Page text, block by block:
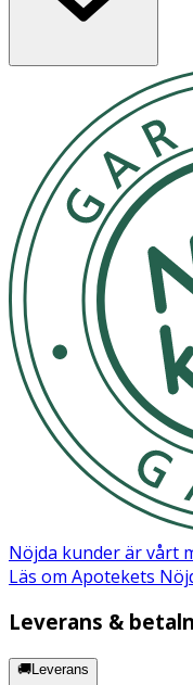
- Passar tjockt,
- Flexibla piggar i
- Kan användas i
- Hjälper till att
inpackning
Användning
- Använd i vått hår,
- Dela upp håret i
- Börja med att
- Borsta längs med
Förvaring och
Förvaras torrt efter
borsten med
Nöjda kunder är vårt
Läs om Apotekets
Leverans &
🚚Leverans